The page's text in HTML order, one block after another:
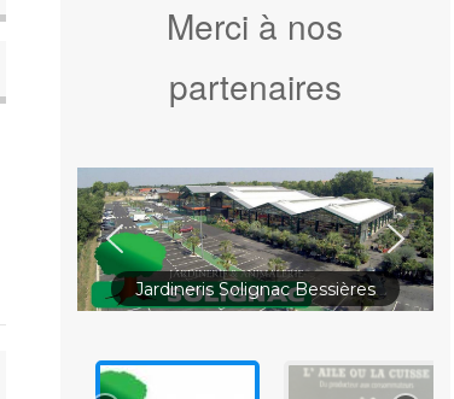
Merci à nos
partenaires
Jardineris Solignac Bessières